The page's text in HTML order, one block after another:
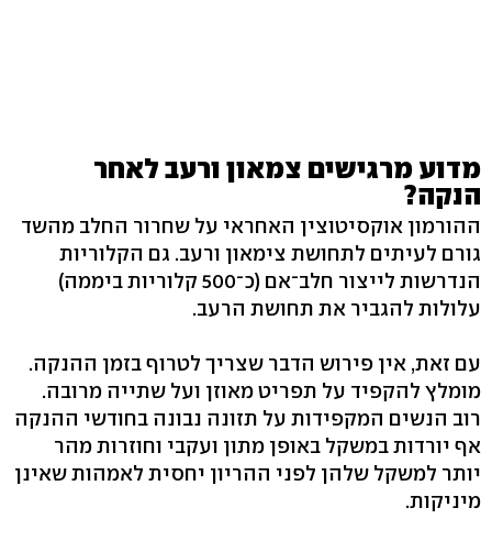
מדוע מרגישים צמאון ורעב לאחר
הנקה?
ההורמון אוקסיטוצין האחראי על שחרור החלב מהשד
גורם לעיתים לתחושת צימאון ורעב. גם הקלוריות
הנדרשות לייצור חלב־אם (כ־500 קלוריות ביממה)
עלולות להגביר את תחושת הרעב.
עם זאת, אין פירוש הדבר שצריך לטרוף בזמן ההנקה.
מומלץ להקפיד על תפריט מאוזן ועל שתייה מרובה.
רוב הנשים המקפידות על תזונה נבונה בחודשי ההנקה
אף יורדות במשקל באופן מתון ועקבי וחוזרות מהר
יותר למשקל שלהן לפני ההריון יחסית לאמהות שאינן
מיניקות.